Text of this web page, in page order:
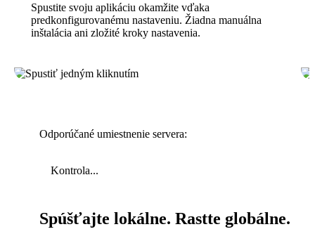
Spustite svoju aplikáciu okamžite vďaka
predkonfigurovanému nastaveniu. Žiadna manuálna
inštalácia ani zložité kroky nastavenia.
Odporúčané umiestnenie servera:
Kontrola...
Spúšťajte lokálne. Rastte globálne.